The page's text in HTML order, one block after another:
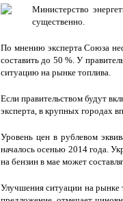
Министерство
существенно.
По мнению эксперта Союза
составить до 50 %. У
ситуацию на рынке топлива.
Если правительством будут
эксперта, в крупных городах
Уровень цен в рублевом
началось осенью 2014 года.
на бензин в мае может
Улучшения ситуации на рынке